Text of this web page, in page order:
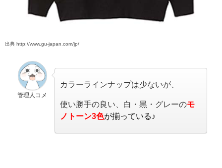
出典 http://www.gu-japan.com/jp/
管理人コメ
カラーラインナップは少ないが、
使い勝手の良い、白・黒・グレーのモ
ノトーン3色が揃っている♪